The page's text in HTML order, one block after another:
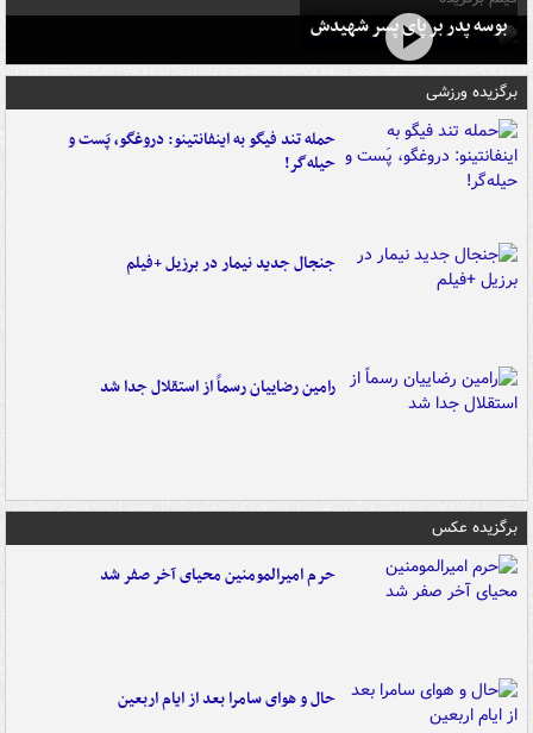
بوسه‌ پدر بر پای پسر شهیدش
برگزیده ورزشی
حمله تند فیگو به اینفانتینو: دروغگو، پَست‌ و
حیله‌گر!
جنجال جدید نیمار در برزیل +فیلم
رامین رضاییان رسماً از استقلال جدا شد
برگزیده عکس
حرم امیرالمومنین محیای آخر صفر شد
حال و هوای سامرا بعد از ایام اربعین